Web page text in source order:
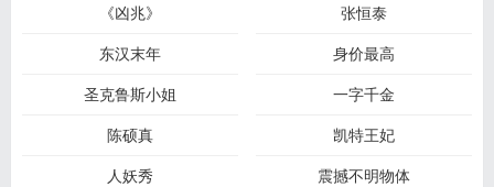
《凶兆》
张恒泰
东汉末年
身价最高
圣克鲁斯小姐
一字千金
陈硕真
凯特王妃
人妖秀
震撼不明物体